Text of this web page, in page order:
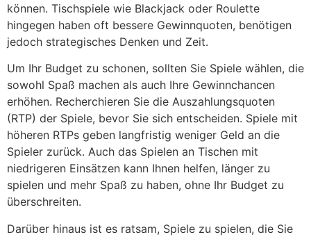
können. Tischspiele wie Blackjack oder Roulette
hingegen haben oft bessere Gewinnquoten, benötigen
jedoch strategisches Denken und Zeit.
Um Ihr Budget zu schonen, sollten Sie Spiele wählen, die
sowohl Spaß machen als auch Ihre Gewinnchancen
erhöhen. Recherchieren Sie die Auszahlungsquoten
(RTP) der Spiele, bevor Sie sich entscheiden. Spiele mit
höheren RTPs geben langfristig weniger Geld an die
Spieler zurück. Auch das Spielen an Tischen mit
niedrigeren Einsätzen kann Ihnen helfen, länger zu
spielen und mehr Spaß zu haben, ohne Ihr Budget zu
überschreiten.
Darüber hinaus ist es ratsam, Spiele zu spielen, die Sie